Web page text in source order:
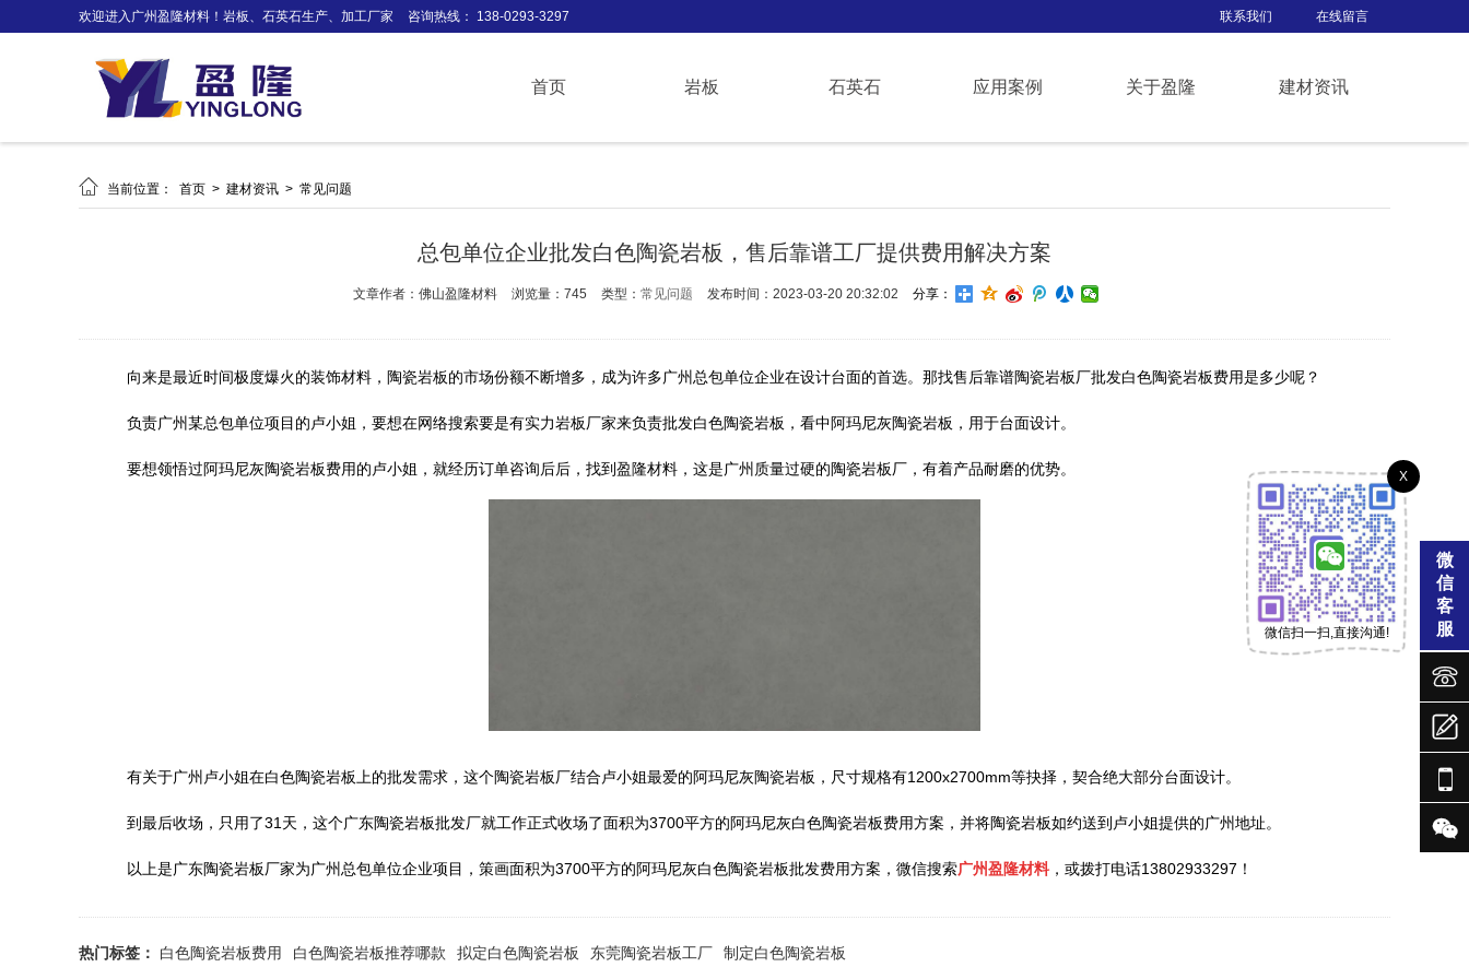
欢迎进入广州盈隆材料！岩板、石英石生产、加工厂家 咨询热线： 138-0293-3297 联系我们 在线留言
首页 岩板 石英石 应用案例 关于盈隆 建材资讯
 当前位置： 首页 > 建材资讯 > 常见问题
总包单位企业批发白色陶瓷岩板，售后靠谱工厂提供费用解决方案
文章作者：佛山盈隆材料 浏览量：745 类型： 常见问题 发布时间：2023-03-20 20:32:02 分享：
向来是最近时间极度爆火的装饰材料，陶瓷岩板的市场份额不断增多，成为许多广州总包单位企业在设计台面的首选。那找售后靠谱陶瓷岩板厂批发白色陶瓷岩板费用是多少呢？
负责广州某总包单位项目的卢小姐，要想在网络搜索要是有实力岩板厂家来负责批发白色陶瓷岩板，看中阿玛尼灰陶瓷岩板，用于台面设计。
要想领悟过阿玛尼灰陶瓷岩板费用的卢小姐，就经历订单咨询后后，找到盈隆材料，这是广州质量过硬的陶瓷岩板厂，有着产品耐磨的优势。
有关于广州卢小姐在白色陶瓷岩板上的批发需求，这个陶瓷岩板厂结合卢小姐最爱的阿玛尼灰陶瓷岩板，尺寸规格有1200x2700mm等抉择，契合绝大部分台面设计。
到最后收场，只用了31天，这个广东陶瓷岩板批发厂就工作正式收场了面积为3700平方的阿玛尼灰白色陶瓷岩板费用方案，并将陶瓷岩板如约送到卢小姐提供的广州地址。
以上是广东陶瓷岩板厂家为广州总包单位企业项目，策画面积为3700平方的阿玛尼灰白色陶瓷岩板批发费用方案，微信搜索广州盈隆材料 ，或拨打电话13802933297！
热门标签： 白色陶瓷岩板费用 白色陶瓷岩板推荐哪款 拟定白色陶瓷岩板 东莞陶瓷岩板工厂 制定白色陶瓷岩板
微
信
客
服
X
微信扫一扫,直接沟通!




